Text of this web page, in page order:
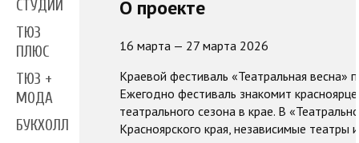
СТУДИИ
ТЮЗ
ПЛЮС
ТЮЗ +
МОДА
БУКХОЛЛ
О проекте
16 марта — 27 марта 2026
Краевой фестиваль «Театральная весна»
Ежегодно фестиваль знакомит
театрального сезона в крае. В
Красноярского края, независимые театры